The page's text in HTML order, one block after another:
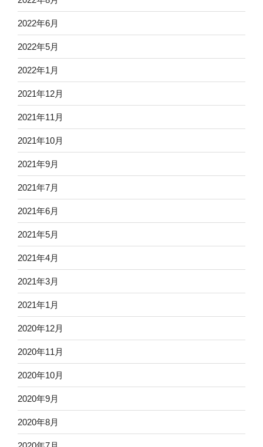
2022年6月
2022年5月
2022年1月
2021年12月
2021年11月
2021年10月
2021年9月
2021年7月
2021年6月
2021年5月
2021年4月
2021年3月
2021年1月
2020年12月
2020年11月
2020年10月
2020年9月
2020年8月